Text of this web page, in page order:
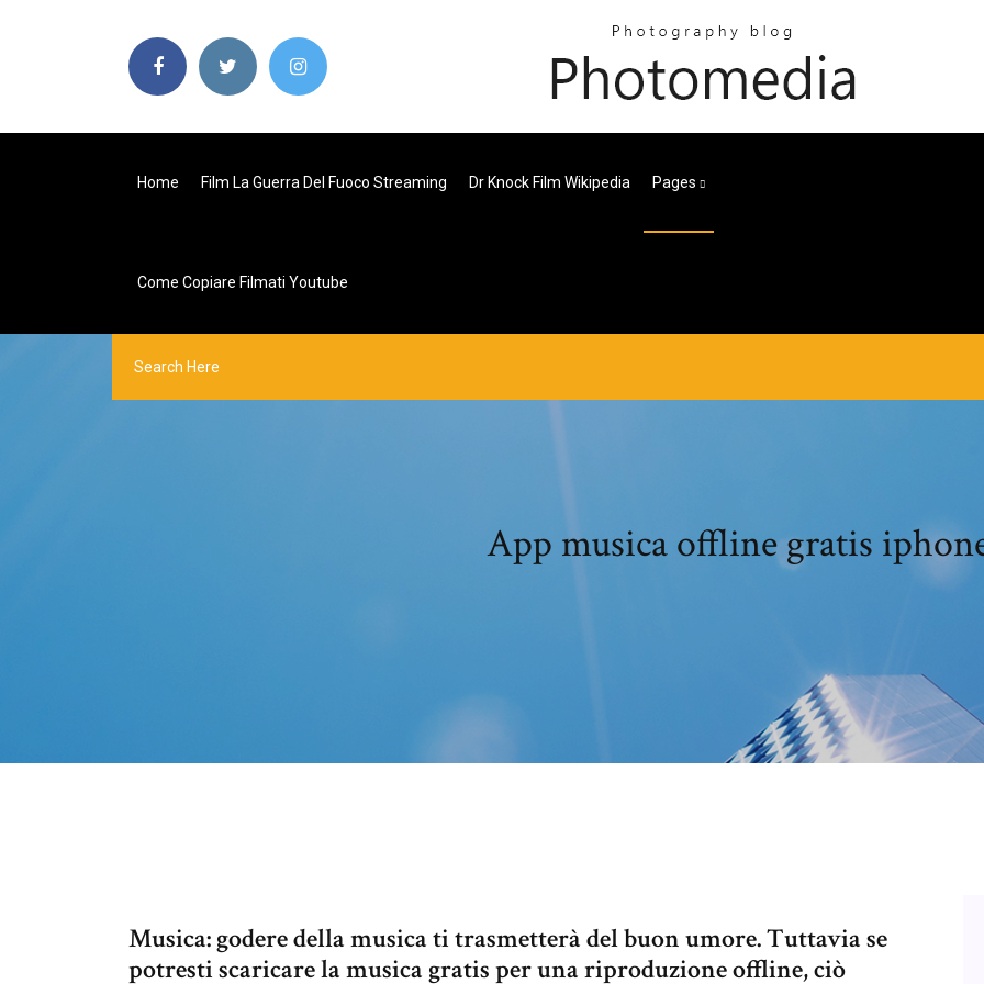
Home Film La Guerra Del Fuoco Streaming Dr Knock Film Wikipedia Pages
Come Copiare Filmati Youtube
App musica offline gratis
Musica: godere della musica ti trasmetterà del buon umore. Tuttavia se
potresti scaricare la musica gratis per una riproduzione offline, ciò